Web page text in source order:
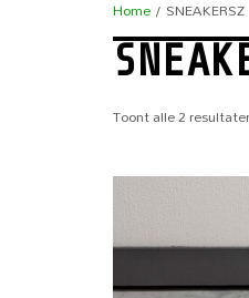
Home/ SNEAKERSZ
Toont alle 2